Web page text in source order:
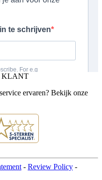
KLANT
ervaren? Bekijk onze
- Review Policy -